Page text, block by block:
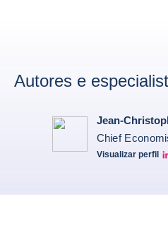
Autores e
Jean-
Chief
Visualizar perfil
JCC Linkedin